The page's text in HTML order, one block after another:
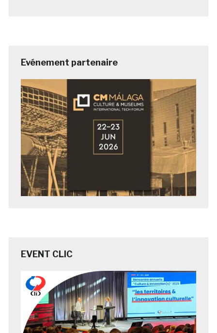
Evénement partenaire
EVENT CLIC